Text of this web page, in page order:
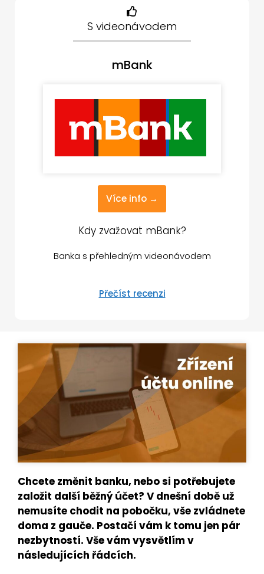
S videonávodem
mBank
Více info →
Kdy zvažovat mBank?
Banka s přehledným videonávodem
Přečíst recenzi
Chcete změnit banku, nebo si potřebujete
založit další běžný účet? V dnešní době už
nemusíte chodit na pobočku, vše zvládnete
doma z gauče. Postačí vám k tomu jen pár
nezbytností. Vše vám vysvětlím v
následujících řádcích.